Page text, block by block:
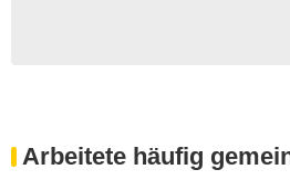
Arbeitete häufig